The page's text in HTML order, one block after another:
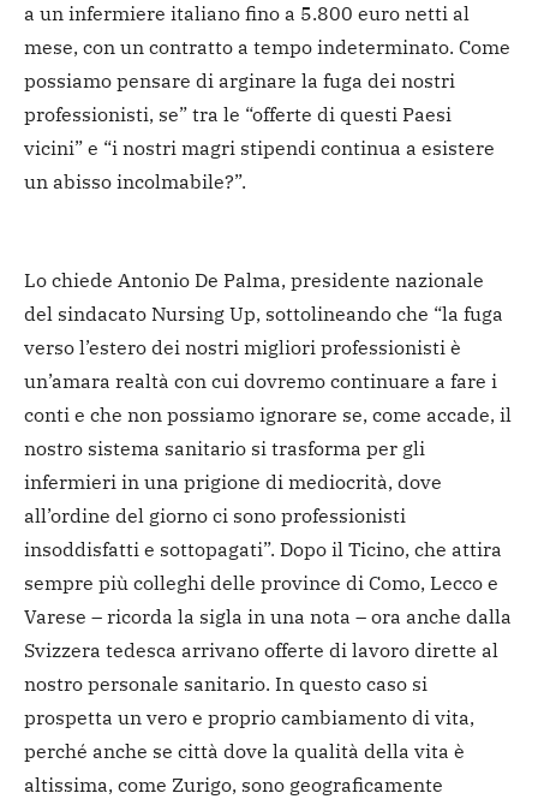
a un infermiere italiano fino a 5.800 euro netti al
mese, con un contratto a tempo indeterminato. Come
possiamo pensare di arginare la fuga dei nostri
professionisti, se” tra le “offerte di questi Paesi
vicini” e “i nostri magri stipendi continua a esistere
un abisso incolmabile?”.
Lo chiede Antonio De Palma, presidente nazionale
del sindacato Nursing Up, sottolineando che “la fuga
verso l’estero dei nostri migliori professionisti è
un’amara realtà con cui dovremo continuare a fare i
conti e che non possiamo ignorare se, come accade, il
nostro sistema sanitario si trasforma per gli
infermieri in una prigione di mediocrità, dove
all’ordine del giorno ci sono professionisti
insoddisfatti e sottopagati”. Dopo il Ticino, che attira
sempre più colleghi delle province di Como, Lecco e
Varese – ricorda la sigla in una nota – ora anche dalla
Svizzera tedesca arrivano offerte di lavoro dirette al
nostro personale sanitario. In questo caso si
prospetta un vero e proprio cambiamento di vita,
perché anche se città dove la qualità della vita è
altissima, come Zurigo, sono geograficamente